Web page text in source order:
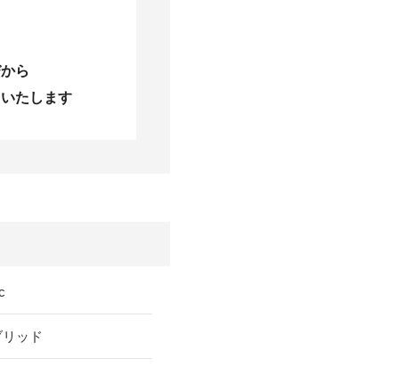
ら
たします
ッド